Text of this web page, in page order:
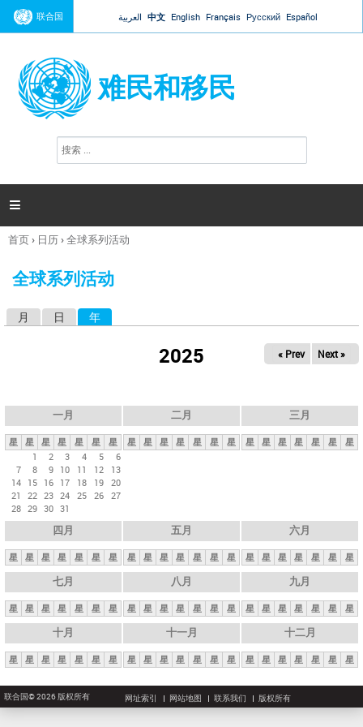
Jump to navigation
联合国 العربية 中文 English Français Русский Español
难民和移民
搜
索

你
这
首页› 日历›全球系列活动
全球系列活动
月 日 年
2025 « Prev Next »
一月
星 星 星 星 星 星
星
1
2 3 4 5
6
7
8 9 10 11 12
13
14 15 16 17 18 19 20
21
22 23 24 25 26 27
28 29 30 31
二月
星 星 星 星 星 星 星
三月
星 星 星 星 星 星 星
四月
星 星 星 星 星 星 星
五月
星 星 星 星 星 星 星
六月
星 星 星 星 星 星 星
七月
星 星 星 星 星 星 星
八月
星 星 星 星 星 星 星
九月
星 星 星 星 星 星 星
十月
星 星 星 星 星 星 星
十一月
星 星 星 星 星 星 星
十二月
星 星 星 星 星 星 星
联合国© 2026 版权所有 网址索引 网站地图 联系我们 版权所有